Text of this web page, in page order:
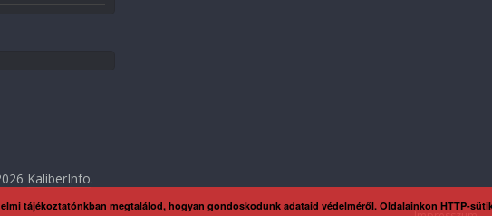
KaliberInfo.
tájékoztatónkban megtalálod, hogyan gondoskodunk adataid védelméről. Oldalainkon HTTP-